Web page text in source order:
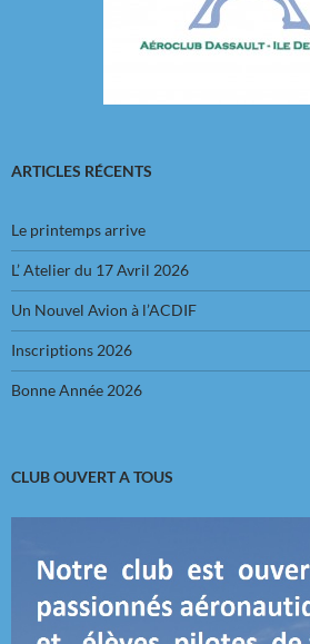
ARTICLES RÉCENTS
Le printemps arrive
L’ Atelier du 17 Avril 2026
Un Nouvel Avion à l’ACDIF
Inscriptions 2026
Bonne Année 2026
CLUB OUVERT A TOUS